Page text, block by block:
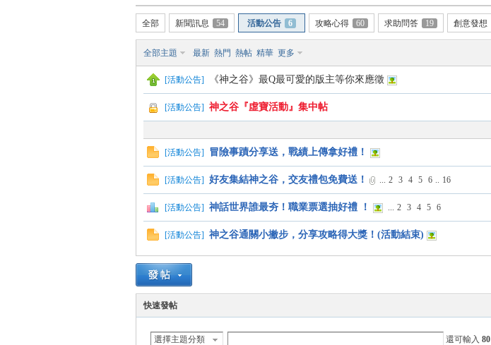
全部 新聞訊息 54 活動公告 6 攻略心得 60 求助問答 19 創意發想
全部主題 最新 熱門 熱帖 精華 更多
[活動公告] 《神之谷》最Q最可愛的版主等你來應徵
[活動公告] 神之谷『虛寶活動』集中帖
[活動公告] 冒險事蹟分享送，戰績上傳拿好禮！
[活動公告] 好友集結神之谷，交友禮包免費送！ ... 2 3 4 5 6 .. 16
[活動公告] 神話世界誰最夯！職業票選抽好禮 ！ ... 2 3 4 5 6
[活動公告] 神之谷通關小撇步，分享攻略得大獎！(活動結束)
快速發帖
選擇主題分類 還可輸入 80